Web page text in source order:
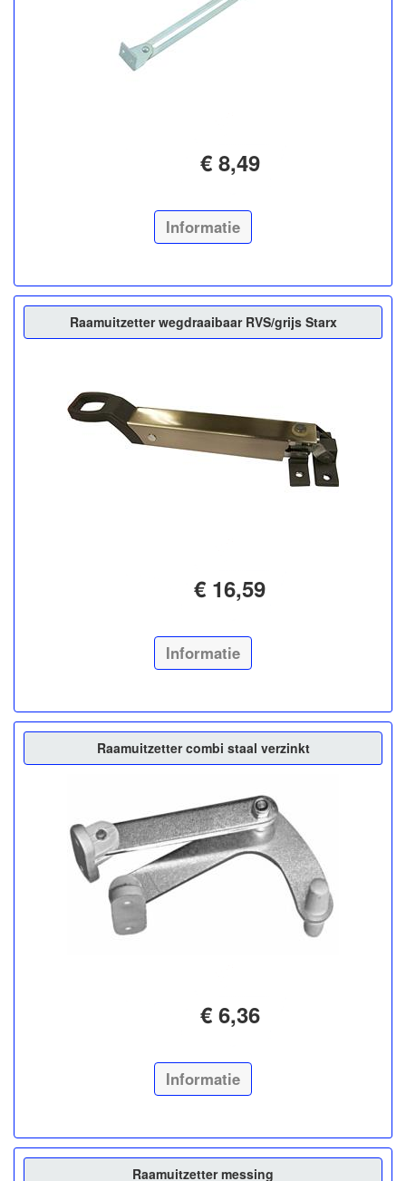
€ 8,49
Informatie
Raamuitzetter wegdraaibaar RVS/grijs Starx
€ 16,59
Informatie
Raamuitzetter combi staal verzinkt
€ 6,36
Informatie
Raamuitzetter messing